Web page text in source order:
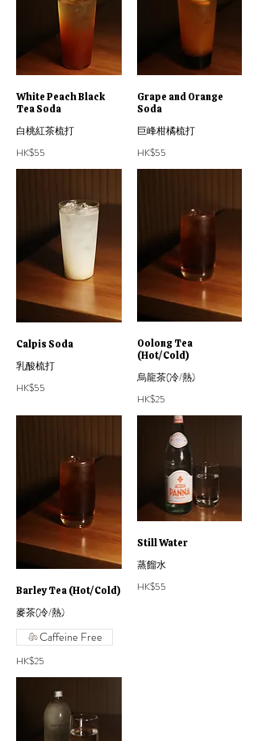
White Peach Black
Tea Soda
白桃紅茶梳打
HK$55
Grape and Orange
Soda
巨峰柑橘梳打
HK$55
Calpis Soda
乳酸梳打
HK$55
Oolong Tea
(Hot/Cold)
烏龍茶(冷/熱)
HK$25
Barley Tea (Hot/Cold)
麥茶(冷/熱)
HK$25
Caffeine Free
Still Water
蒸餾水
HK$55